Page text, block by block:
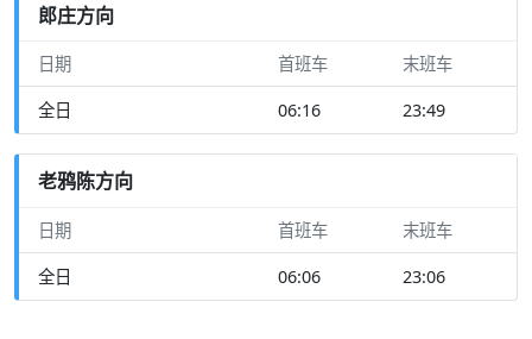
郎庄方向
日期 首班车 末班车
全日 06:16 23:49
老鸦陈方向
日期 首班车 末班车
全日 06:06 23:06